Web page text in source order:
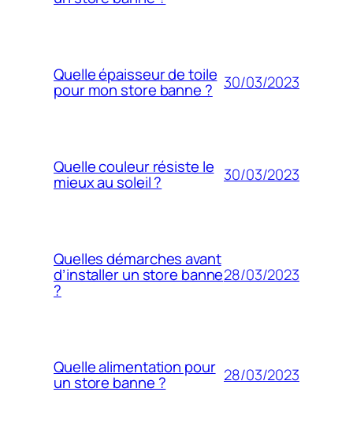
Quelle épaisseur de toile
pour mon store banne ? 30/03/2023
Quelle couleur résiste le
mieux au soleil ? 30/03/2023
Quelles démarches avant
d’installer un store banne
?
28/03/2023
Quelle alimentation pour
un store banne ? 28/03/2023